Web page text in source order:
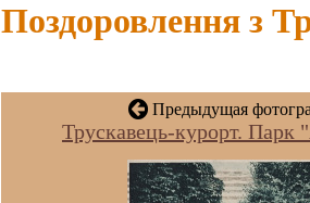
Поздоровлення з
Предыдущая
Трускавець-курорт. Парк